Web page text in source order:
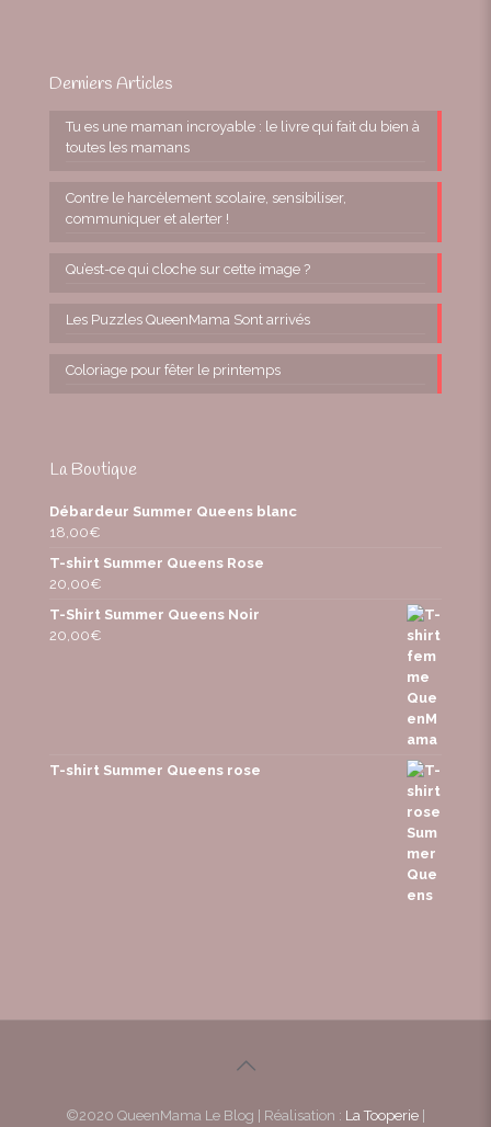
Derniers Articles
Tu es une maman incroyable : le livre qui fait du bien à
toutes les mamans
Contre le harcèlement scolaire, sensibiliser,
communiquer et alerter !
Qu’est-ce qui cloche sur cette image ?
Les Puzzles QueenMama Sont arrivés
Coloriage pour fêter le printemps
La Boutique
Débardeur Summer Queens blanc
18,00€
T-shirt Summer Queens Rose
20,00€
T-Shirt Summer Queens Noir
20,00€
T-shirt Summer Queens rose
©2020 QueenMama Le Blog | Réalisation : La Tooperie